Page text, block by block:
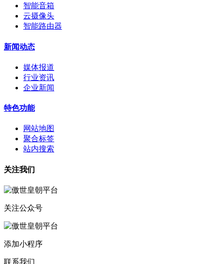
智能音箱
云摄像头
智能路由器
新闻动态
媒体报道
行业资讯
企业新闻
特色功能
网站地图
聚合标签
站内搜索
关注我们
关注公众号
添加小程序
联系我们